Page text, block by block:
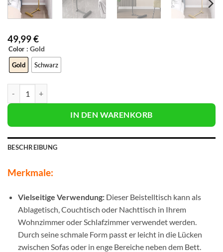
49,99€
Color : Gold
Gold Schwarz
IN DEN WARENKORB
BESCHREIBUNG
Merkmale:
Vielseitige Verwendung:Dieser Beistelltisch kann als
Ablagetisch, Couchtisch oder Nachttisch in Ihrem
Wohnzimmer oder Schlafzimmer verwendet werden.
Durch seine schmale Form passt er leicht in die Lücken
zwischen Sofas oder in enge Bereiche neben dem Bett.